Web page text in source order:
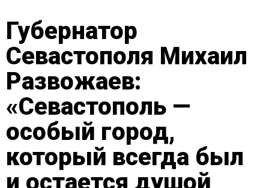
Губернатор
Севастополя Михаил
Развожаев:
«Севастополь —
особый город,
который всегда был
и остается душой